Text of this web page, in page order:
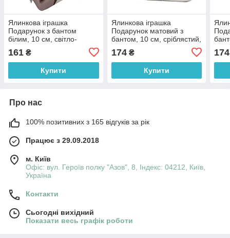
Ялинкова іграшка
Подарунок з бантом
білим, 10 см, світло-
(110230-4)
161 ₴
Купити
Ялинкова іграшка
Подарунок матовий з
бантом, 10 см, сріблястий,
новорічна фігурка
(110247-1)
174₴
Купити
174
Про нас
100% позитивних з 165 відгуків за рік
Працює з 29.09.2018
м. Київ
Офіс: вул. Героїв полку "Азов", 8, Індекс: 04212, Київ,
Україна
Контакти
Сьогодні вихідний
Показати весь графік роботи